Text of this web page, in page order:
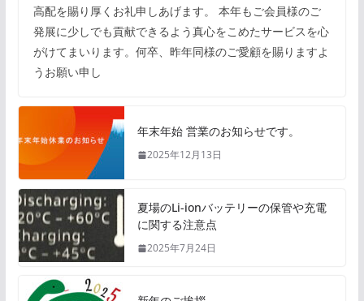
高配を賜り厚くお礼申しあげます。 本年もご会員様のご
発展に少しでも貢献できるよう真心をこめたサービスを心
がけてまいります。何卒、昨年同様のご愛顧を賜りますよ
うお願い申し
年末年始 営業のお知らせです。
2025年12月13日
夏場のLi-ionバッテリーの保管や充電
に関する注意点
2025年7月24日